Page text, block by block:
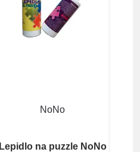
NoNo
Lepidlo na puzzle NoNo